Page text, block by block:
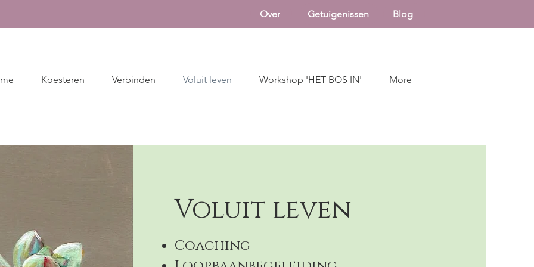
Over Getuigenissen Blog
Koesteren Verbinden Voluit leven Workshop 'HET BOS IN' More
Voluit leven
Coaching